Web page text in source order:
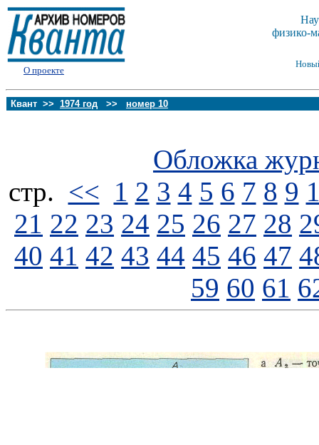
О проекте
физико-
Квант >> 1974 год >> номер 10
Обложка
стp. << 1 2 3 4 5 6 7 8 9
21 22 23 24 25 26 27 28
40 41 42 43 44 45 46 47
59 60 61